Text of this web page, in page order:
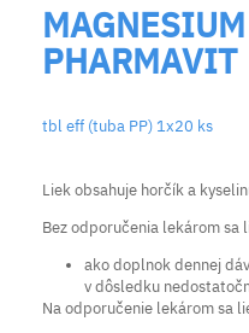
PHARMAVIT
tbl eff (tuba PP) 1x20 ks
Liek obsahuje horčík a
Bez odporučenia lekárom sa
ako doplnok dennej
v dôsledku
Na odporučenie lekárom sa